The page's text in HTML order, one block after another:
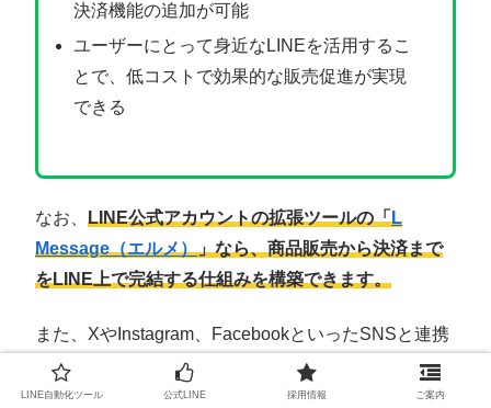
決済機能の追加が可能
ユーザーにとって身近なLINEを活用するこ
とで、低コストで効果的な販売促進が実現
できる
なお、 LINE公式アカウントの拡張ツールの「L
Message（エルメ）」なら、商品販売から決済まで
をLINE上で完結する仕組みを構築できます。
また、XやInstagram、FacebookといったSNSと連携
することで、流入経路の分析や、友だち追加経路に応
じたメッセージ配信も可能です。
LINE自動化ツール 公式LINE 採用情報 ご案内